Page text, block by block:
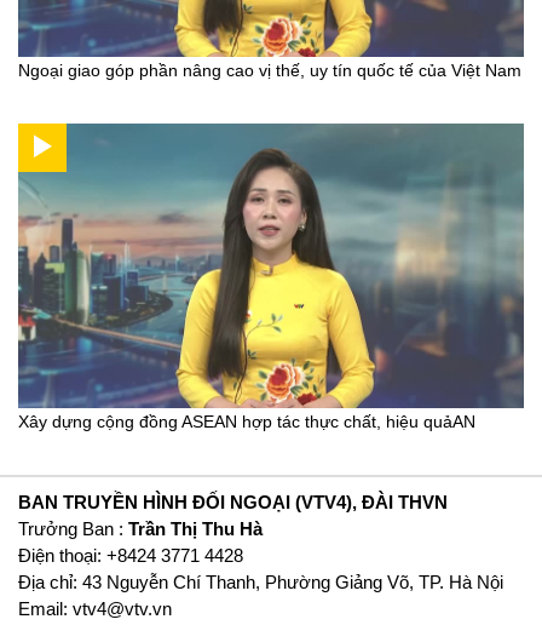
Ngoại giao góp phần nâng cao vị thế, uy tín quốc tế của Việt Nam
Xây dựng cộng đồng ASEAN hợp tác thực chất, hiệu quảAN
BAN TRUYỀN HÌNH ĐỐI NGOẠI (VTV4), ĐÀI THVN
Trưởng Ban : Trần Thị Thu Hà
Ðiện thoại: +8424 3771 4428
Địa chỉ: 43 Nguyễn Chí Thanh, Phường Giảng Võ, TP. Hà Nội
Email: vtv4@vtv.vn